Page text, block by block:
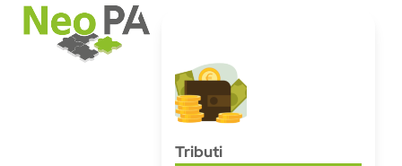
SkipOpen
mobile
menu
Close
mobile
menu
Tributi